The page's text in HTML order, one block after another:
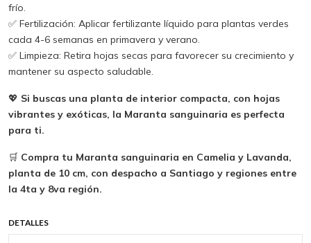
frío.
✅ Fertilización: Aplicar fertilizante líquido para plantas verdes
cada 4-6 semanas en primavera y verano.
✅ Limpieza: Retira hojas secas para favorecer su crecimiento y
mantener su aspecto saludable.
💖 Si buscas una planta de interior compacta, con hojas
vibrantes y exóticas, la Maranta sanguinaria es perfecta
para ti.
🛒 Compra tu Maranta sanguinaria en Camelia y Lavanda,
planta de 10 cm, con despacho a Santiago y regiones entre
la 4ta y 8va región.
DETALLES